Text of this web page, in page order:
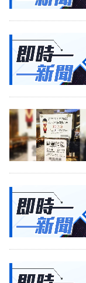
科
技
場
生
時
事
訂
閱